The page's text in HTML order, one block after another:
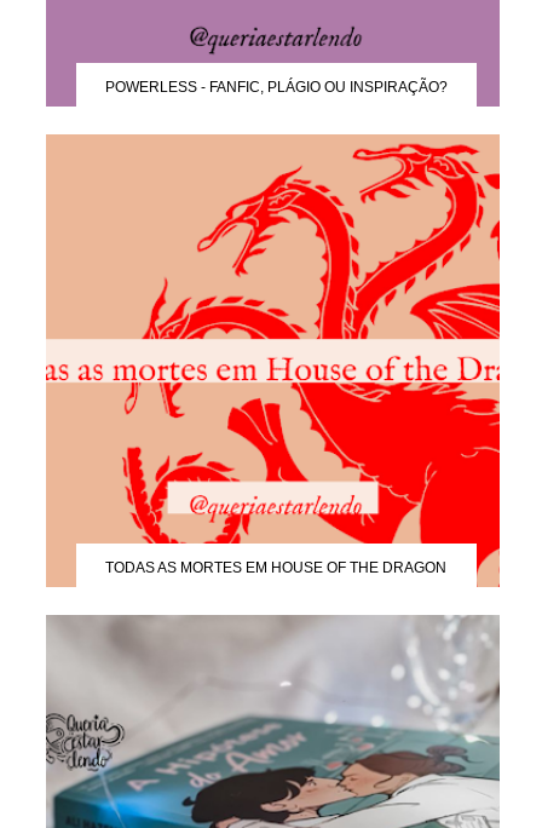
POWERLESS - FANFIC, PLÁGIO OU INSPIRAÇÃO?
TODAS AS MORTES EM HOUSE OF THE DRAGON